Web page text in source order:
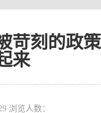
苛刻的政
来
浏览人数：